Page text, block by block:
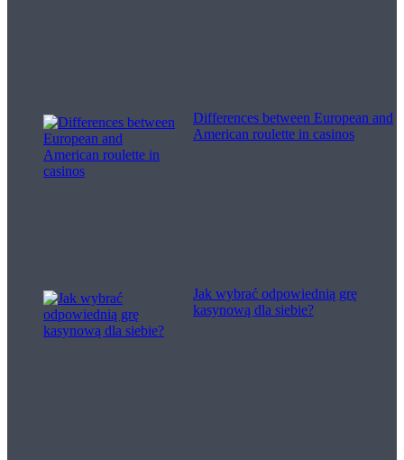
Differences between European and
American roulette in casinos
Jak wybrać odpowiednią grę
kasynową dla siebie?